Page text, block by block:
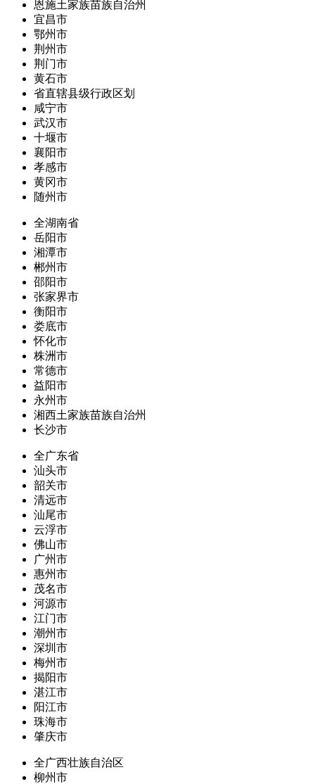
恩施土家族苗族自治州
宜昌市
鄂州市
荆州市
荆门市
黄石市
省直辖县级行政区划
咸宁市
武汉市
十堰市
襄阳市
孝感市
黄冈市
随州市
全湖南省
岳阳市
湘潭市
郴州市
邵阳市
张家界市
衡阳市
娄底市
怀化市
株洲市
常德市
益阳市
永州市
湘西土家族苗族自治州
长沙市
全广东省
汕头市
韶关市
清远市
汕尾市
云浮市
佛山市
广州市
惠州市
茂名市
河源市
江门市
潮州市
深圳市
梅州市
揭阳市
湛江市
阳江市
珠海市
肇庆市
全广西壮族自治区
柳州市